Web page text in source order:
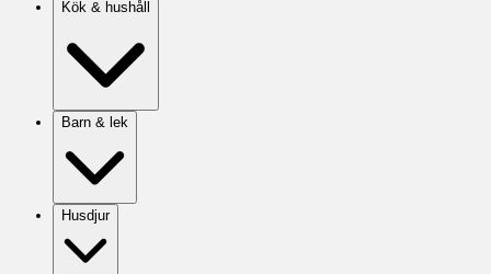
Kök & hushåll
Barn & lek
Husdjur